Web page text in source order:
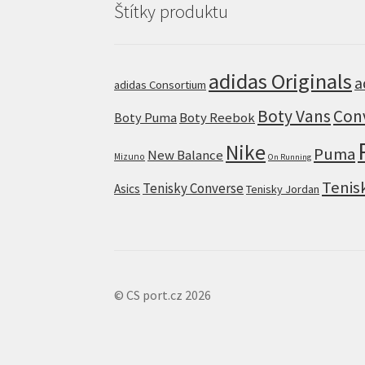
Štítky produktu
adidas Consortium adidas Originals
Boty Puma Boty Reebok Boty Vans
Mizuno New Balance Nike On Running Puma
Asics Tenisky Converse Tenisky Jordan
© CS port.cz 2026